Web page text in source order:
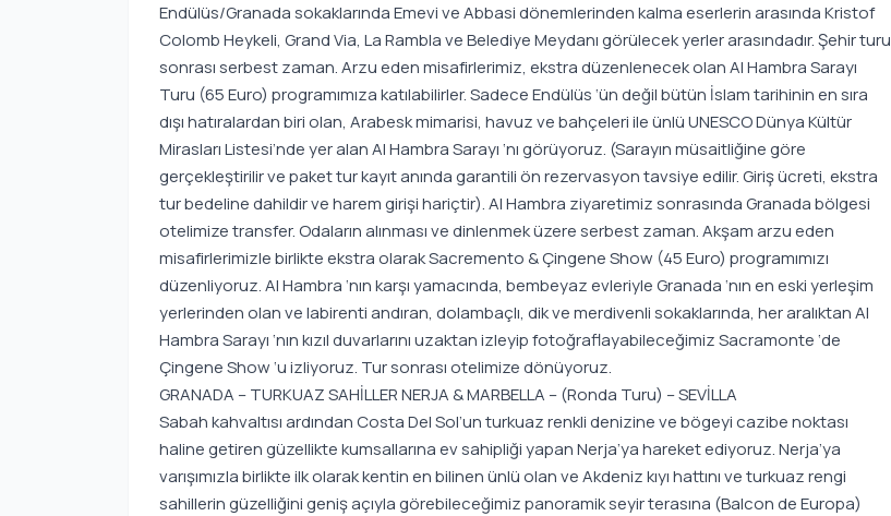
Endülüs/Granada sokaklarında Emevi ve Abbasi dönemlerinden kalma eserlerin arasında Kristof
Colomb Heykeli, Grand Via, La Rambla ve Belediye Meydanı görülecek yerler arasındadır. Şehir turu
sonrası serbest zaman. Arzu eden misafirlerimiz, ekstra düzenlenecek olan Al Hambra Sarayı
Turu (65 Euro) programımıza katılabilirler. Sadece Endülüs ‘ün değil bütün İslam tarihinin en sıra
dışı hatıralardan biri olan, Arabesk mimarisi, havuz ve bahçeleri ile ünlü UNESCO Dünya Kültür
Mirasları Listesi’nde yer alan Al Hambra Sarayı ‘nı görüyoruz. (Sarayın müsaitliğine göre
gerçekleştirilir ve paket tur kayıt anında garantili ön rezervasyon tavsiye edilir. Giriş ücreti, ekstra
tur bedeline dahildir ve harem girişi hariçtir). Al Hambra ziyaretimiz sonrasında Granada bölgesi
otelimize transfer. Odaların alınması ve dinlenmek üzere serbest zaman. Akşam arzu eden
misafirlerimizle birlikte ekstra olarak Sacremento & Çingene Show (45 Euro) programımızı
düzenliyoruz. Al Hambra ‘nın karşı yamacında, bembeyaz evleriyle Granada ‘nın en eski yerleşim
yerlerinden olan ve labirenti andıran, dolambaçlı, dik ve merdivenli sokaklarında, her aralıktan Al
Hambra Sarayı ‘nın kızıl duvarlarını uzaktan izleyip fotoğraflayabileceğimiz Sacramonte ‘de
Çingene Show ‘u izliyoruz. Tur sonrası otelimize dönüyoruz.
GRANADA – TURKUAZ SAHİLLER NERJA & MARBELLA – (Ronda Turu) – SEVİLLA
Sabah kahvaltısı ardından Costa Del Sol’un turkuaz renkli denizine ve bögeyi cazibe noktası
haline getiren güzellikte kumsallarına ev sahipliği yapan Nerja’ya hareket ediyoruz. Nerja’ya
varışımızla birlikte ilk olarak kentin en bilinen ünlü olan ve Akdeniz kıyı hattını ve turkuaz rengi
sahillerin güzelliğini geniş açıyla görebileceğimiz panoramik seyir terasına (Balcon de Europa)